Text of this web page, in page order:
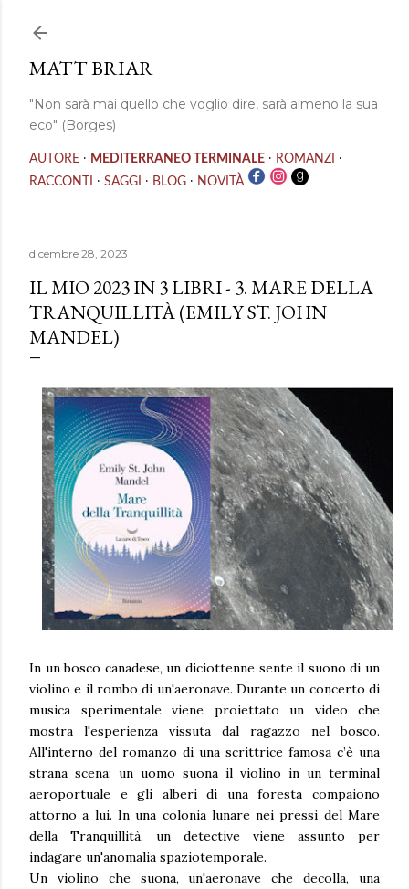
MATT BRIAR
"Non sarà mai quello che voglio dire, sarà almeno la sua
eco" (Borges)
AUTORE · MEDITERRANEO TERMINALE · ROMANZI ·
RACCONTI · SAGGI · BLOG · NOVITÀ
dicembre 28, 2023
IL MIO 2023 IN 3 LIBRI - 3. MARE DELLA
TRANQUILLITÀ (EMILY ST. JOHN
MANDEL)
In un bosco canadese, un diciottenne sente il suono di un
violino e il rombo di un'aeronave. Durante un concerto di
musica sperimentale viene proiettato un video che
mostra l'esperienza vissuta dal ragazzo nel bosco.
All'interno del romanzo di una scrittrice famosa c’è una
strana scena: un uomo suona il violino in un terminal
aeroportuale e gli alberi di una foresta compaiono
attorno a lui. In una colonia lunare nei pressi del Mare
della Tranquillità, un detective viene assunto per
indagare un'anomalia spaziotemporale.
Un violino che suona, un'aeronave che decolla, una